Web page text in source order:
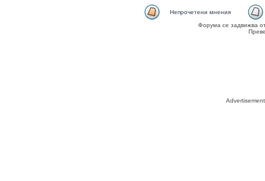
Непрочетени мнения
Форума се задвижва